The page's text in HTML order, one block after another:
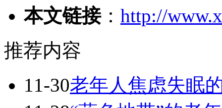
本文链接： http://
推荐内容
11-30老年人焦虑失眠